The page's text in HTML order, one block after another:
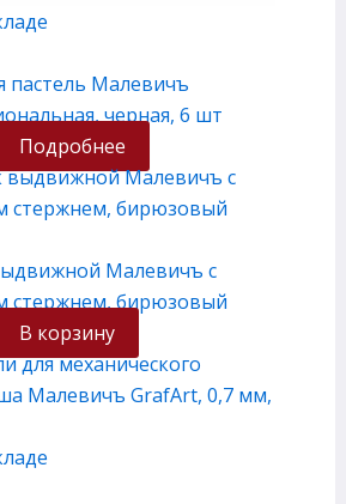
пастель Малевичъ
черная, 6 шт
Подробнее
Малевичъ с
стержнем, бирюзовый
В корзину